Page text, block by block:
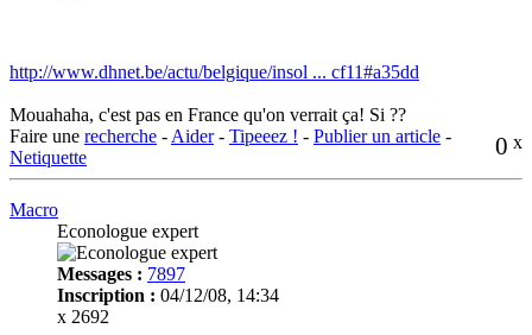
http://www.dhnet.be/actu/belgique/insol ... cf11#a35dd
Mouahaha, c'est pas en France qu'on verrait ça! Si ??
0 x
Faire une recherche - Aider- Tipeeez ! - Publier un article -
Netiquette
Macro
Econologue expert
Messages : 7897
Inscription : 04/12/08, 14:34
x 2692